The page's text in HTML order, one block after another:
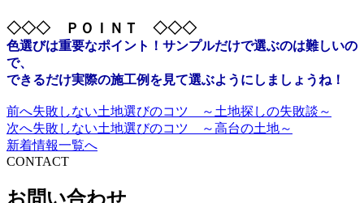
◇◇◇ＰＯＩＮＴ ◇◇◇
色選びは重要なポイント！サンプルだけで選ぶのは難しいの
で、
できるだけ実際の施工例を見て選ぶようにしましょうね！
投
稿
ナ
ビ
前へ失敗しない土地選びのコツ ～土地探しの失敗談～
次へ失敗しない土地選びのコツ ～高台の土地～
新着情報一覧へ
CONTACT
お問い合わせ